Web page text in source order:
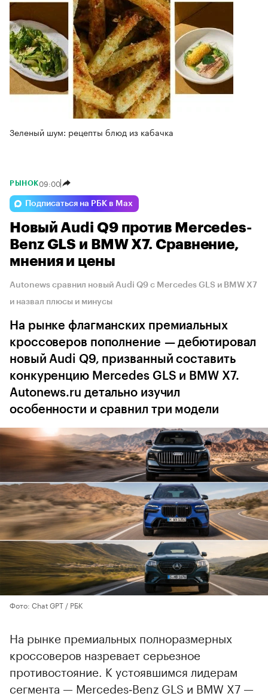
Зеленый шум: рецепты блюд из кабачка
РЫНОК09:00
Подписаться на РБК в Max
Новый Audi Q9 против Mercedes-
Benz GLS и BMW X7. Сравнение,
мнения и цены
Autonews сравнил новый Audi Q9 с Mercedes GLS и BMW X7
и назвал плюсы и минусы
На рынке флагманских премиальных
кроссоверов пополнение — дебютировал
новый Audi Q9, призванный составить
конкуренцию Mercedes GLS и BMW X7.
Autonews.ru детально изучил
особенности и сравнил три модели
Фото: Chat GPT / РБК
На рынке премиальных полноразмерных
кроссоверов назревает серьезное
противостояние. К устоявшимся лидерам
сегмента — Mercedes‑Benz GLS и BMW X7 —